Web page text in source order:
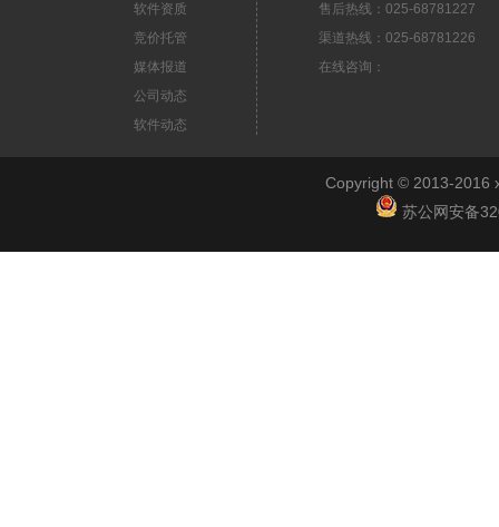
软件资质
竞价托管
媒体报道
公司动态
软件动态
售后热线：025-68781227
渠道热线：025-68781226
在线咨询：
Copyright © 2013-2016
苏公网安备